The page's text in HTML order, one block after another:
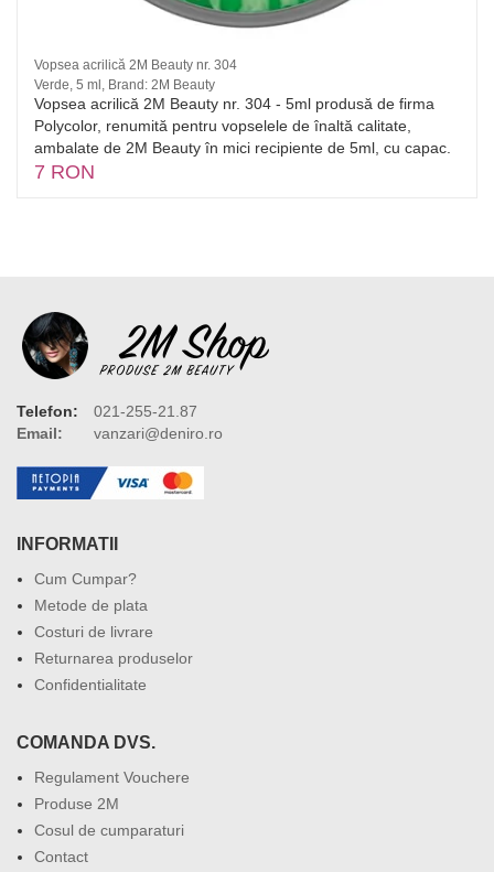
Vopsea acrilică 2M Beauty nr. 304
Verde, 5 ml, Brand: 2M Beauty
Vopsea acrilică 2M Beauty nr. 304 - 5ml produsă de firma
Polycolor, renumită pentru vopselele de înaltă calitate,
ambalate de 2M Beauty în mici recipiente de 5ml, cu capac.
7 RON
Telefon:
021-255-21.87
Email:
vanzari@deniro.ro
INFORMATII
Cum Cumpar?
Metode de plata
Costuri de livrare
Returnarea produselor
Confidentialitate
COMANDA DVS.
Regulament Vouchere
Produse 2M
Cosul de cumparaturi
Contact